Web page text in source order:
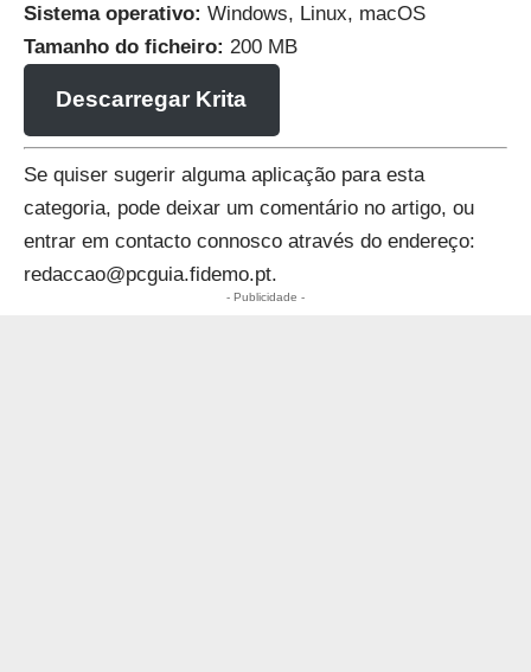
Sistema operativo: Windows, Linux, macOS
Tamanho do ficheiro: 200 MB
Descarregar Krita
Se quiser sugerir alguma aplicação para esta
categoria, pode deixar um comentário no artigo, ou
entrar em contacto connosco através do endereço:
redaccao@pcguia.fidemo.pt.
- Publicidade -